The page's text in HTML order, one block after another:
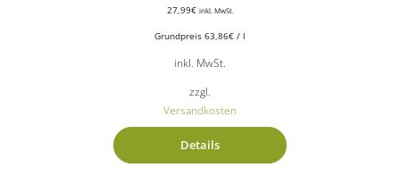
27,99€ inkl. MwSt.
Grundpreis 63,86€ / l
inkl. MwSt.
zzgl.
Versandkosten
Details